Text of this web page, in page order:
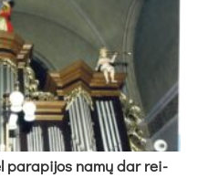
pa­ra­pi­jos na­mų dar rei­